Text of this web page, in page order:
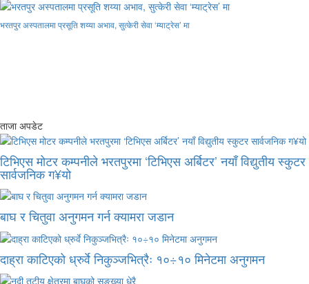
भरतपुर अस्पतालमा प्रसूति शय्या अभाव, सुत्केरी सेवा ‘म्याट्रेस’ मा
ताजा अपडेट
टिभिएस मोटर कम्पनीले भरतपुरमा ‘टिभिएस अर्बिटर’ नयाँ विद्युतीय स्कुटर
सार्वजनिक ग¥यो
बाघ र चितुवा अनुगमन गर्न क्यामरा जडान
दाह्रा काटिएको ध्रुर्वे निकुञ्जभित्रैः १०÷१० मिनेटमा अनुगमन